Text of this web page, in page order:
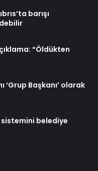
barışı
“Öldükten
‘Grup Başkanı’ olarak
sistemini belediye